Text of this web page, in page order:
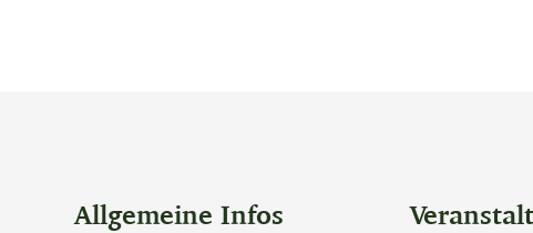
Allgemeine Infos